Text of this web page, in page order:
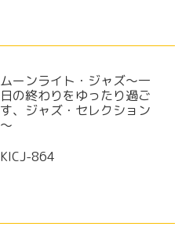
ムーンライト・ジャズ～一
日の終わりをゆったり過ご
す、ジャズ・セレクション
～
KICJ-864